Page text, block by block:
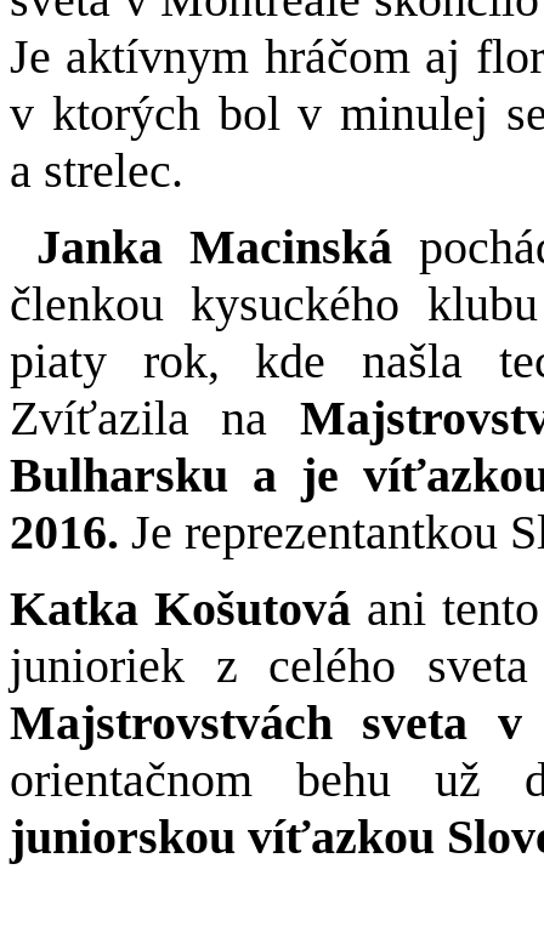
Je aktívnym hráčom aj
v ktorých bol v minulej
a strelec.
Janka Macinská
členkou kysuckého
piaty rok, kde našla
Zvíťazila na
Bulharsku a je
2016. Je reprezentantkou
Katka Košutová ani
junioriek z celého
Majstrovstvách sveta
orientačnom behu už
juniorskou víťazkou